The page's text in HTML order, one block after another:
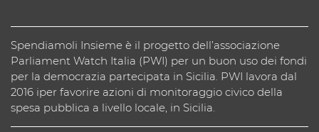
Spendiamoli Insieme è il progetto dell’associazione
Parliament Watch Italia (PWI) per un buon uso dei fondi
per la democrazia partecipata in Sicilia. PWI lavora dal
2016 iper favorire azioni di monitoraggio civico della
spesa pubblica a livello locale, in Sicilia.